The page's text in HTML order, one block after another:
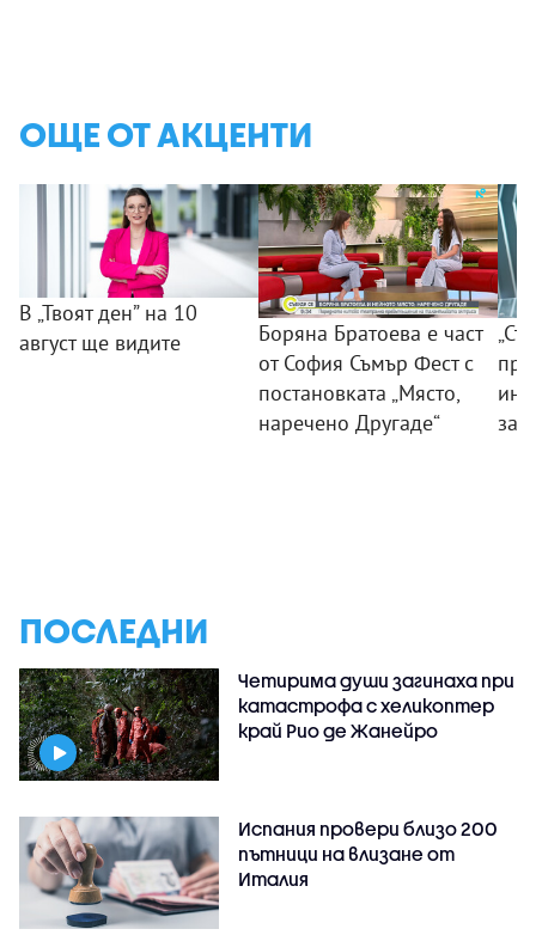
ОЩЕ ОТ АКЦЕНТИ
В „Твоят ден” на 10
август ще видите
Боряна Братоева е част
от София Съмър Фест с
постановката „Място,
наречено Другаде“
ПОСЛЕДНИ
Четирима души загинаха при
катастрофа с хеликоптер
край Рио де Жанейро
Испания провери близо 200
пътници на влизане от
Италия